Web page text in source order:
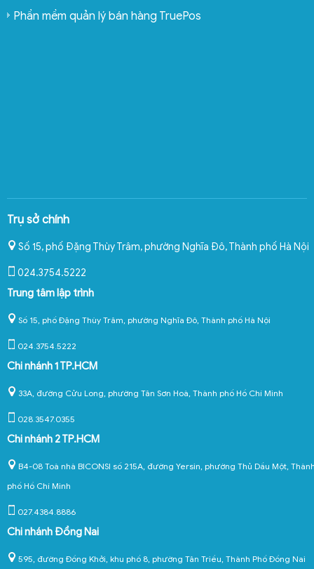
Phần mềm quản lý bán hàng TruePos
Trụ sở chính
Số 15, phố Đặng Thùy Trâm, phường Nghĩa Đô,Thành phố Hà Nội
024.3754.5222
Trung tâm lập trình
Số 15, phố Đặng Thùy Trâm, phường Nghĩa Đô, Thành phố Hà Nội
024.3754.5222
Chi nhánh 1 TP.HCM
33A, đường Cửu Long, phường Tân Sơn Hoà, Thành phố Hồ Chí Minh
028.3547.0355
Chi nhánh 2 TP.HCM
B4-08 Toà nhà BICONSI số 215A, đường Yersin, phường Thủ Dầu Một,
phố Hồ Chí Minh
027.4384.8886
Chi nhánh Đồng Nai
595, đường Đồng Khởi, khu phố 8, phường Tân Triều, Thành Phố Đồng Nai